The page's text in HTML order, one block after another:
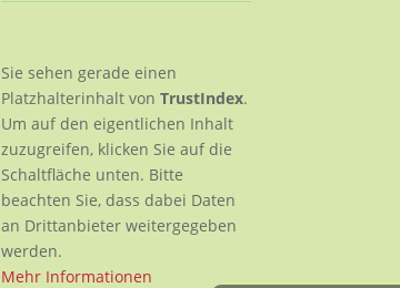
Sie sehen gerade einen
Platzhalterinhalt vonTrustIndex.
Um auf den eigentlichen Inhalt
zuzugreifen, klicken Sie auf die
Schaltfläche unten. Bitte
beachten Sie, dass dabei Daten
an Drittanbieter weitergegeben
werden.
Mehr Informationen